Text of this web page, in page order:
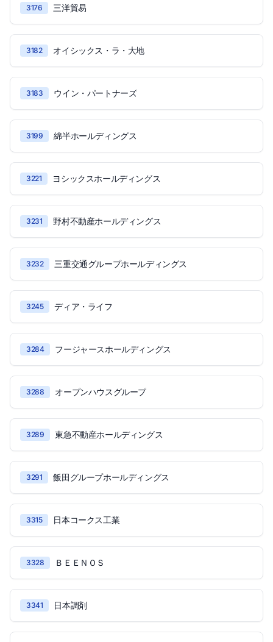
3176 三洋貿易
3182 オイシックス・ラ・大地
3183 ウイン・パートナーズ
3199 綿半ホールディングス
3221 ヨシックスホールディングス
3231 野村不動産ホールディングス
3232 三重交通グループホールディングス
3245 ディア・ライフ
3284 フージャースホールディングス
3288 オープンハウスグループ
3289 東急不動産ホールディングス
3291 飯田グループホールディングス
3315 日本コークス工業
3328 ＢＥＥＮＯＳ
3341 日本調剤